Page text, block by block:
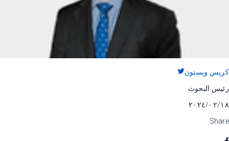
كريس ويستون
رئيس البحوث
١٨‏/٠٢‏/٢٠٢٤
Share